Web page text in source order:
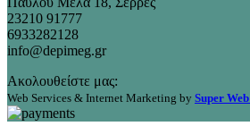
23210 91777
6933282128
info@depimeg.gr
Ακολουθείστε μας:
Web Services & Internet Marketing by Super